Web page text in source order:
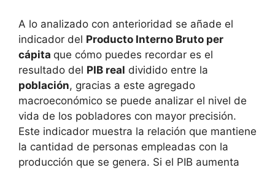
A lo analizado con anterioridad se añade el
indicador del Producto Interno Bruto per
cápita que cómo puedes recordar es el
resultado del PIB real dividido entre la
población, gracias a este agregado
macroeconómico se puede analizar el nivel de
vida de los pobladores con mayor precisión.
Este indicador muestra la relación que mantiene
la cantidad de personas empleadas con la
producción que se genera. Si el PIB aumenta